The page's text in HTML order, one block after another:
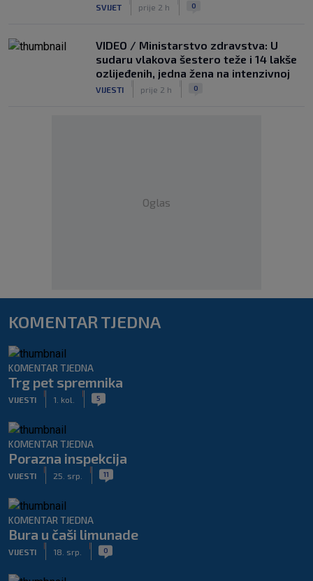
SVIJET prije 2 h 0
VIDEO / Ministarstvo zdravstva: U
sudaru vlakova šestero teže i 14 lakše
ozlijeđenih, jedna žena na intenzivnoj
VIJESTI prije 2 h 0
Oglas
KOMENTAR TJEDNA
KOMENTAR TJEDNA
Trg pet spremnika
VIJESTI 1. kol. 5
KOMENTAR TJEDNA
Porazna inspekcija
VIJESTI 25. srp. 11
KOMENTAR TJEDNA
Bura u čaši limunade
VIJESTI 18. srp. 0